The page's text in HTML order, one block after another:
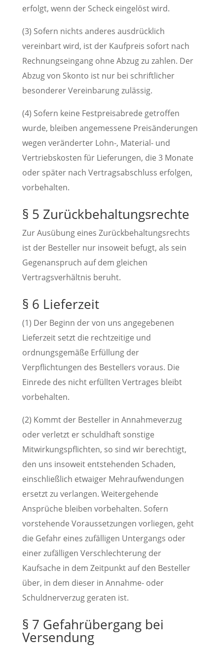
erfolgt, wenn der Scheck eingelöst wird.
(3) Sofern nichts anderes ausdrücklich
vereinbart wird, ist der Kaufpreis sofort nach
Rechnungseingang ohne Abzug zu zahlen. Der
Abzug von Skonto ist nur bei schriftlicher
besonderer Vereinbarung zulässig.
(4) Sofern keine Festpreisabrede getroffen
wurde, bleiben angemessene Preisänderungen
wegen veränderter Lohn-, Material- und
Vertriebskosten für Lieferungen, die 3 Monate
oder später nach Vertragsabschluss erfolgen,
vorbehalten.
§ 5 Zurückbehaltungsrechte
Zur Ausübung eines Zurückbehaltungsrechts
ist der Besteller nur insoweit befugt, als sein
Gegenanspruch auf dem gleichen
Vertragsverhältnis beruht.
§ 6 Lieferzeit
(1) Der Beginn der von uns angegebenen
Lieferzeit setzt die rechtzeitige und
ordnungsgemäße Erfüllung der
Verpflichtungen des Bestellers voraus. Die
Einrede des nicht erfüllten Vertrages bleibt
vorbehalten.
(2) Kommt der Besteller in Annahmeverzug
oder verletzt er schuldhaft sonstige
Mitwirkungspflichten, so sind wir berechtigt,
den uns insoweit entstehenden Schaden,
einschließlich etwaiger Mehraufwendungen
ersetzt zu verlangen. Weitergehende
Ansprüche bleiben vorbehalten. Sofern
vorstehende Voraussetzungen vorliegen, geht
die Gefahr eines zufälligen Untergangs oder
einer zufälligen Verschlechterung der
Kaufsache in dem Zeitpunkt auf den Besteller
über, in dem dieser in Annahme- oder
Schuldnerverzug geraten ist.
§ 7 Gefahrübergang bei
Versendung